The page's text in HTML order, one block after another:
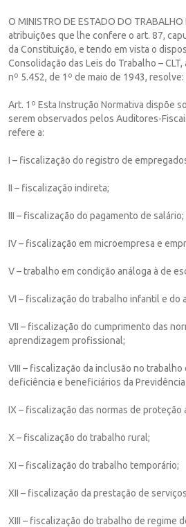
O MINISTRO DE ESTADO DO TRABALHO
atribuições que lhe confere o art. 87,
da Constituição, e tendo em vista o
Consolidação das Leis do Trabalho –
nº 5.452, de 1º de maio de 1943, resolve:
Art. 1º Esta Instrução Normativa dispõe
serem observados pelos Auditores-
refere a:
I – fiscalização do registro de
II – fiscalização indireta;
III – fiscalização do pagamento de salário;
IV – fiscalização em microempresa e
V – trabalho em condição análoga à de
VI – fiscalização do trabalho infantil e do
VII – fiscalização do cumprimento das
aprendizagem profissional;
VIII – fiscalização da inclusão no trabalho
deficiência e beneficiários da
IX – fiscalização das normas de proteção
X – fiscalização do trabalho rural;
XI – fiscalização do trabalho temporário;
XII – fiscalização da prestação de
XIII – fiscalização do trabalho de regime